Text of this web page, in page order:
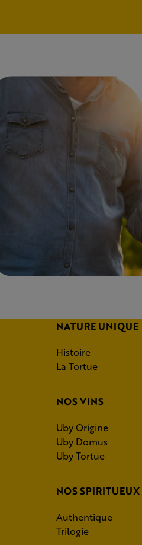
NATURE UNIQUE
Histoire
La Tortue
NOS VINS
Uby Origine
Uby Domus
Uby Tortue
NOS SPIRITUEUX
Authentique
Trilogie